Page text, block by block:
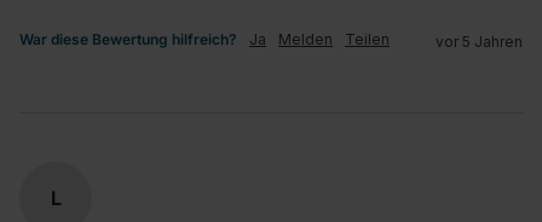
War diese Bewertung hilfreich? Ja Melden Teilen vor 5 Jahren
L